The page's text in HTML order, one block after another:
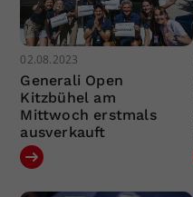
02.08.2023
Generali Open
Kitzbühel am
Mittwoch erstmals
ausverkauft